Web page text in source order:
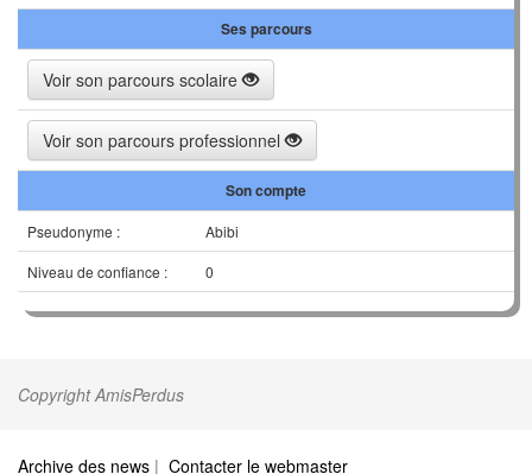
Ses parcours
Voir son parcours scolaire
Voir son parcours professionnel
Son compte
Pseudonyme :
Abibi
Niveau de confiance :
0
Copyright AmisPerdus
Archive des news | Contacter le webmaster